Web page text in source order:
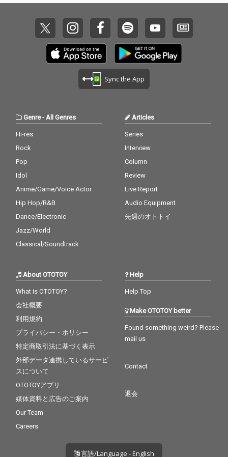
Sync the App
Genre- All Genres
Hi-res
Rock
Pop
Idol
Anime/Game/Voice Actor
Hip Hop/R&B
Dance/Electronic
Jazz/World
Classical/Soundtrack
Articles
Series
Interview
Column
Review
Live Report
Audio Equipment
先週のオトトイ
About OTOTOY
What is OTOTOY?
会社概要
利用規約
プライバシー・ポリシー
特定商取引法に基づく表示
外部データ連携しているサービ
スについて
OTOTOYアプリ
媒体資料と広告のご案内
Our Team
Careers
Help
Help Top
Make OTOTOY better
Found something weird? Please
mail us
Contact
退会
言語/Language - English